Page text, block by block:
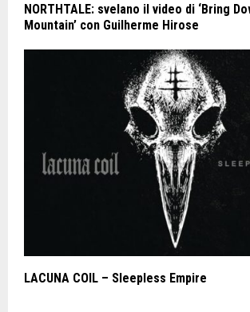
NORTHTALE: svelano il video di ‘Bring
Mountain’ con Guilherme Hirose
LACUNA COIL – Sleepless Empire